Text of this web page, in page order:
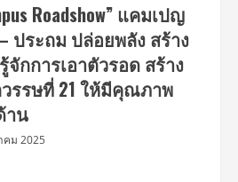
Roadshow” แคมเปญ
ประถม ปล่อยพลัง สร้าง
กการเอาตัวรอด สร้าง
รรษที่ 21 ให้มีคุณภาพ
าน
คม 2025